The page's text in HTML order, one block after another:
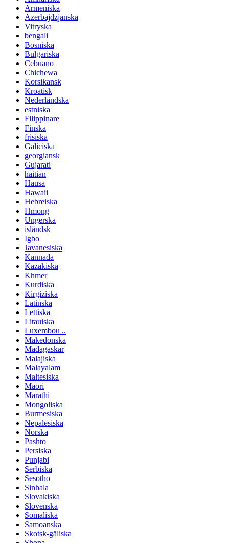
Armeniska
Azerbajdzjanska
Vitryska
bengali
Bosniska
Bulgariska
Cebuano
Chichewa
Korsikansk
Kroatisk
Nederländska
estniska
Filippinare
Finska
frisiska
Galiciska
georgiansk
Gujarati
haitian
Hausa
Hawaii
Hebreiska
Hmong
Ungerska
isländsk
Igbo
Javanesiska
Kannada
Kazakiska
Khmer
Kurdiska
Kirgiziska
Latinska
Lettiska
Litauiska
Luxembou ..
Makedonska
Madagaskar
Malajiska
Malayalam
Maltesiska
Maori
Marathi
Mongoliska
Burmesiska
Nepalesiska
Norska
Pashto
Persiska
Punjabi
Serbiska
Sesotho
Sinhala
Slovakiska
Slovenska
Somaliska
Samoanska
Skotsk-gäliska